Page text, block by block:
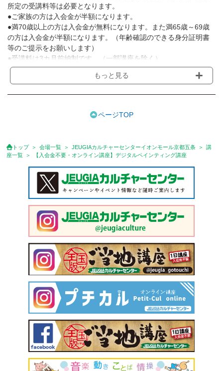
所定の受講料等は必要となります。
●ご家族の方は入会金が半額になります。
●満70歳以上の方は入会金が無料になります。また満65歳～69歳
の方は入会金が半額になります。（年齢確認のできる身分証明書
等のご提示をお願いします）
●受講料は3カ月前納制です。（一部講座を除く）
●受講料には運営費として１講座につき月額770円(税込)が含まれ
ております。また一部の講座では別途傷害保険料も含まれており
用は含まれておりません。
のでご確認ください。
期することがあります。
●その他、詳しい内容については、ご入会時にご説明をさせていた
だきます。
もっと見る
ページTOP
トップ 会場一覧 JEUGIAカルチャーセンターイオンモール京都五条
講
座一覧
【入会金不要・オンライン講座】デジタルペインティング講座